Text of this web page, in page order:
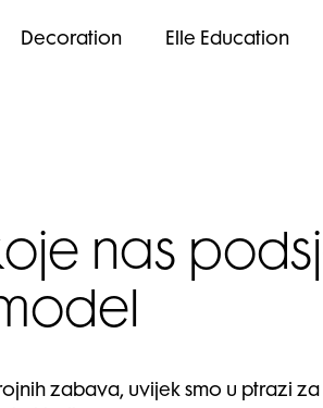
Decoration Elle Education
nas
zabava, uvijek smo u ptrazi